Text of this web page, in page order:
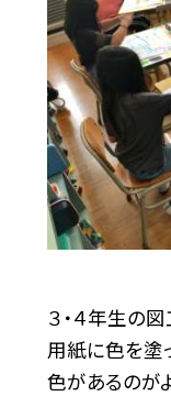
３・４年生の
用紙に色を塗
色があるのが